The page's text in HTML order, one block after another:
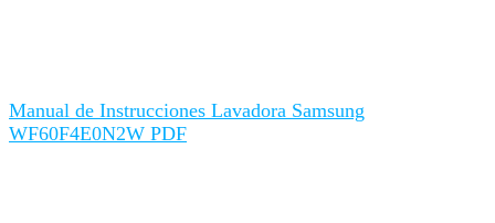
Manual de Instrucciones Lavadora Samsung
WF60F4E0N2W PDF